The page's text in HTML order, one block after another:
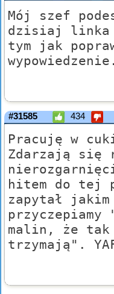
Mój szef
dzisiaj linka
tym jak
#31585 434
Pracuję w
Zdarzają się
hitem do tej
zapytał jakim
przyczepiamy
malin, że
trzymają".